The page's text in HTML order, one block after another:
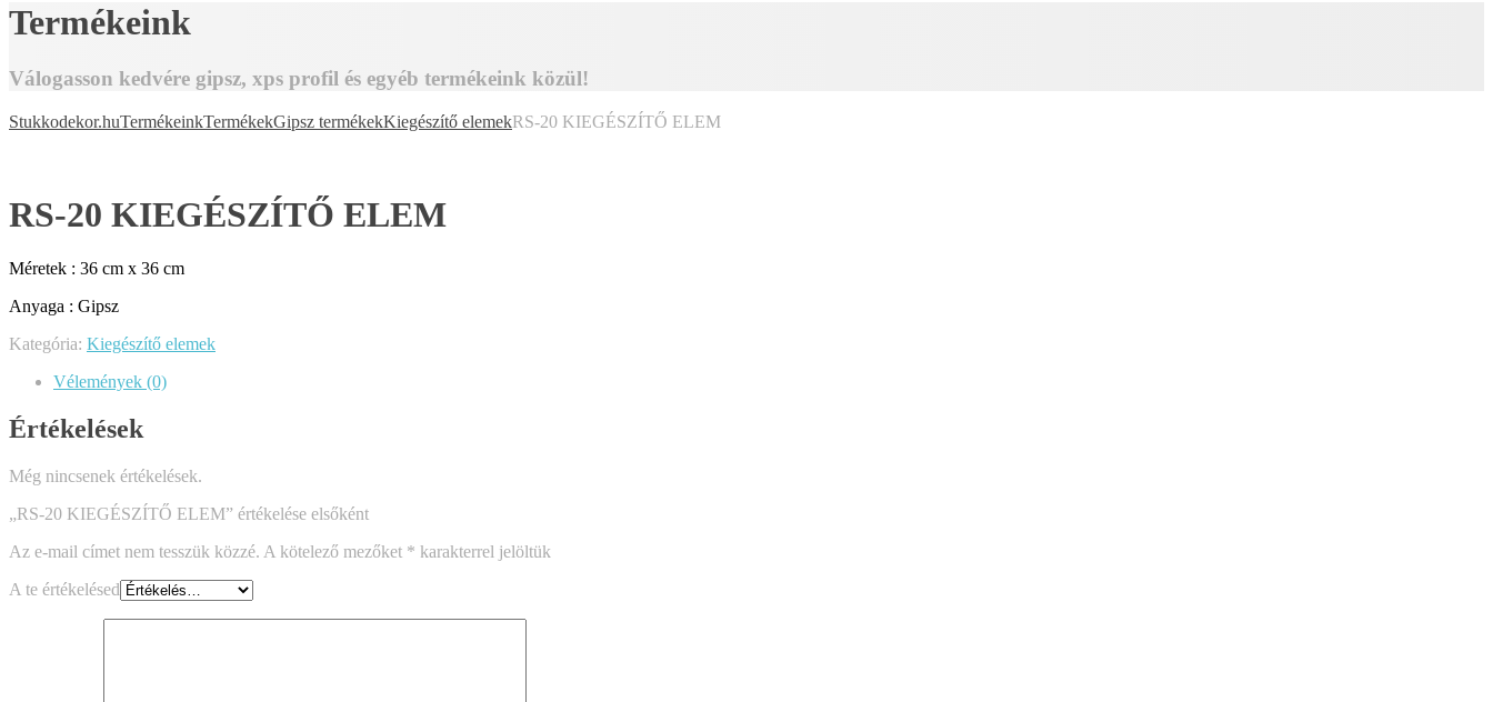
Termékeink
Válogasson kedvére gipsz, xps profil és egyéb termékeink közül!
Stukkodekor.huTermékeinkTermékekGipsz termékekKiegészítő elemekRS-20 KIEGÉSZÍTŐ ELEM
RS-20 KIEGÉSZÍTŐ ELEM
Méretek : 36 cm x 36 cm
Anyaga : Gipsz
Kategória: Kiegészítő elemek
Vélemények (0)
Értékelések
Még nincsenek értékelések.
„RS-20 KIEGÉSZÍTŐ ELEM” értékelése elsőként
Az e-mail címet nem tesszük közzé. A kötelező mezőket * karakterrel jelöltük
A te értékelésed